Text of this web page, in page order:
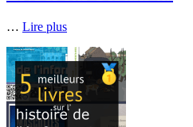
… Lire plus